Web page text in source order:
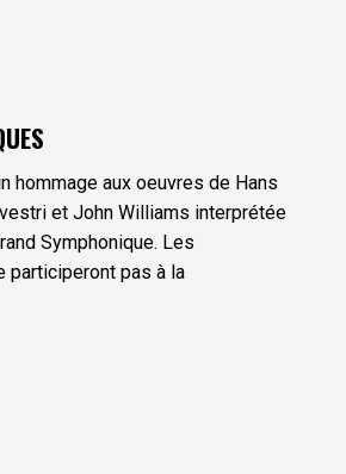
hommage aux oeuvres de Hans
et John Williams interprétée
Symphonique. Les
participeront pas à la